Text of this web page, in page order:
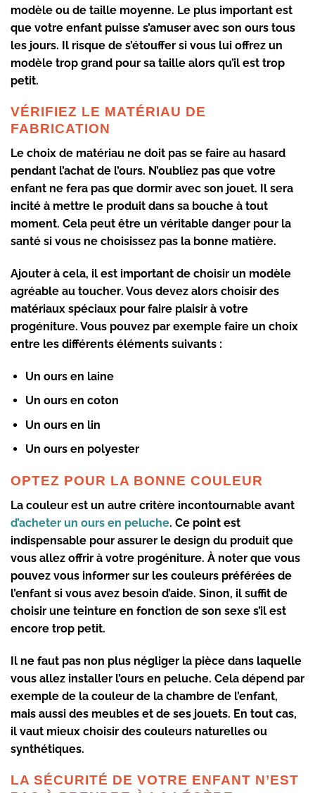
modèle ou de taille moyenne. Le plus important est
que votre enfant puisse s’amuser avec son ours tous
les jours. Il risque de s’étouffer si vous lui offrez un
modèle trop grand pour sa taille alors qu’il est trop
petit.
VÉRIFIEZ LE MATÉRIAU DE
FABRICATION
Le choix de matériau ne doit pas se faire au hasard
pendant l’achat de l’ours. N’oubliez pas que votre
enfant ne fera pas que dormir avec son jouet. Il sera
incité à mettre le produit dans sa bouche à tout
moment. Cela peut être un véritable danger pour la
santé si vous ne choisissez pas la bonne matière.
Ajouter à cela, il est important de choisir un modèle
agréable au toucher. Vous devez alors choisir des
matériaux spéciaux pour faire plaisir à votre
progéniture. Vous pouvez par exemple faire un choix
entre les différents éléments suivants :
Un ours en laine
Un ours en coton
Un ours en lin
Un ours en polyester
OPTEZ POUR LA BONNE COULEUR
La couleur est un autre critère incontournable avant
d’acheter un ours en peluche. Ce point est
indispensable pour assurer le design du produit que
vous allez offrir à votre progéniture. À noter que vous
pouvez vous informer sur les couleurs préférées de
l’enfant si vous avez besoin d’aide. Sinon, il suffit de
choisir une teinture en fonction de son sexe s’il est
encore trop petit.
Il ne faut pas non plus négliger la pièce dans laquelle
vous allez installer l’ours en peluche. Cela dépend par
exemple de la couleur de la chambre de l’enfant,
mais aussi des meubles et de ses jouets. En tout cas,
il vaut mieux choisir des couleurs naturelles ou
synthétiques.
LA SÉCURITÉ DE VOTRE ENFANT N’EST